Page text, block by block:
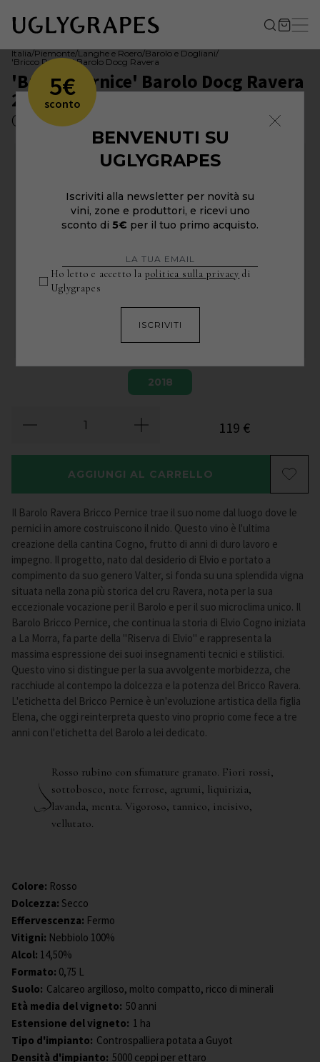
Italia/Piemonte/Langhe e Roero/Barolo e Dogliani/
'Bricco Pernice' Barolo Docg Ravera
'Bricco Pernice' Barolo Docg Ravera
2018
Cogno
Il Barolo Ravera Bricco Pernice trae il suo nome dal luogo dove le
pernici in amore costruiscono il nido. Questo vino è l'ultima
creazione della cantina Cogno, frutto di anni di duro lavoro e
impegno. Il progetto, nato dal desiderio di Elvio e portato a
compimento da suo genero Valter, si fonda su una splendida vigna
situata nella zona più storica del cru Ravera, nota per la sua
eccezionale vocazione per il Barolo e per il suo microclima unico. Il
Barolo Bricco Pernice, che continua la storia di Elvio Cogno iniziata
a La Morra, fa parte della "Riserva di Elvio" e rappresenta la
massima espressione dei suoi insegnamenti tecnici e stilistici.
Questo vino si distingue per la sua avvolgente morbidezza, che
racchiude al contempo la dolcezza e la potenza del Bricco Ravera.
L'etichetta del Bricco Pernice è un'evoluzione artistica della figlia
Elena, che oggi reinterpreta questo vino proprio come fece a tre
anni con l'etichetta del Barolo a lei dedicato.
Rosso rubino con sfumature granato. Fiori rossi,
sottobosco, note ferrose, agrumi, liquirizia,
lavanda, menta. Vigoroso, tannico, incisivo,
vellutato.
2018
119 €
AGGIUNGI AL CARRELLO
Colore: Rosso
Dolcezza: Secco
Effervescenza: Fermo
Vitigni: Nebbiolo 100%
Alcol: 14,50%
Formato: 0,75 L
Suolo: Calcareo argilloso, molto compatto, ricco di minerali
Età media del vigneto: 50 anni
Estensione del vigneto: 1 ha
Tipo d'impianto: Controspalliera potata a Guyot
Densità d'impianto: 5000 ceppi per ettaro
5€
sconto
BENVENUTI SU
UGLYGRAPES
Iscriviti alla newsletter per novità su
vini, zone e produttori, e ricevi uno
sconto di 5€ per il tuo primo acquisto.
Ho letto e accetto lapolitica sulla privacy di
Uglygrapes
ISCRIVITI